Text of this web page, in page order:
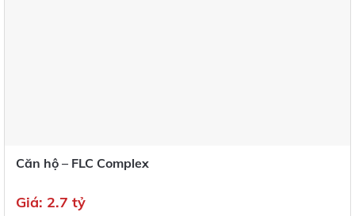
Căn hộ – FLC Complex
Giá: 2.7 tỷ